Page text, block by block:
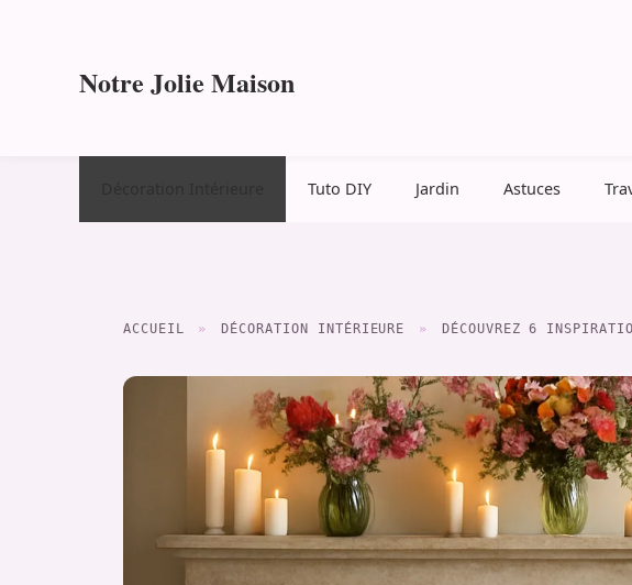
Notre Jolie Maison
Tuto DIY Jardin Astuces
ACCUEIL » DÉCORATION INTÉRIEURE » DÉCOUVREZ 6